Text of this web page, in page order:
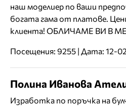
наш моделиер по ваши
богата гама от платове.
клиента! ОБЛИЧАМЕ ВИ В
Посещения: 9255 | Дата: 12-
Полина Иванова
Изработка по поръчка на